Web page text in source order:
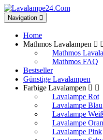
Toggle
navigation
Navigation
Home
Mathmos Lavalampen
Mathmos
Mathmos FAQ
Bestseller
Günstige Lavalampen
Farbige Lavalampen
Lavalampe Rot
Lavalampe Blau
Lavalampe
Lavalampe
Lavalampe Pink